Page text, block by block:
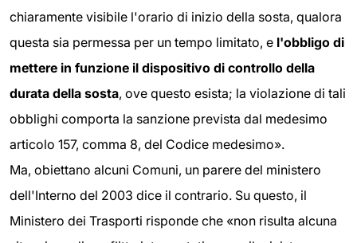
chiaramente visibile l'orario di inizio della sosta, qualora
questa sia permessa per un tempo limitato, e l'obbligo di
mettere in funzione il dispositivo di controllo della
durata della sosta, ove questo esista; la violazione di tali
obblighi comporta la sanzione prevista dal medesimo
articolo 157, comma 8, del Codice medesimo».
Ma, obiettano alcuni Comuni, un parere del ministero
dell'Interno del 2003 dice il contrario. Su questo, il
Ministero dei Trasporti risponde che «non risulta alcuna